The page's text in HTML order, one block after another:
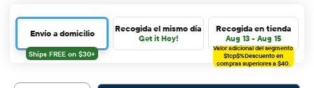
Envío a domicilio Recogida el mismo día
Get it Hoy!
Recogida en tienda
Aug 13 - Aug 15
Valor adicional del segmento
$tcp$%Descuento en
compras superiores a $40.